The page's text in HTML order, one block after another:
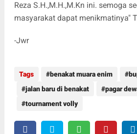
Reza S.H.,M.H.,M.Kn ini. semoga
masyarakat dapat menikmatinya"
-Jwr
Tags benakat muara enim
jalan baru di benakat
pagar
tournament volly